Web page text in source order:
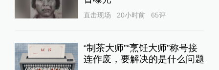
直击现场 20小时前 65评
“制茶大师”“烹饪大师”称号接
连作废，要解决的是什么问题